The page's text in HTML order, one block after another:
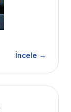
İncele →